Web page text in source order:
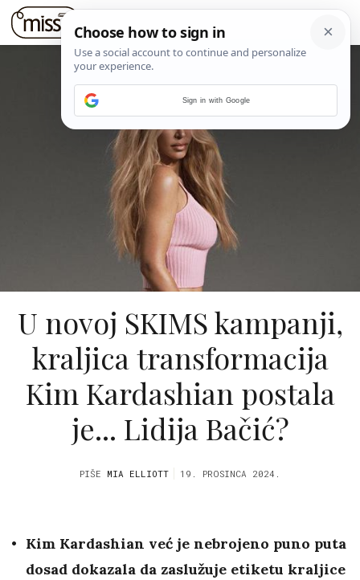
U novoj SKIMS kampanji,
kraljica transformacija
Kim Kardashian postala
je... Lidija Bačić?
PIŠE MIA ELLIOTT 19. PROSINCA 2024.
Kim Kardashian već je nebrojeno puno puta
dosad dokazala da zaslužuje etiketu kraljice
Sign in with Google